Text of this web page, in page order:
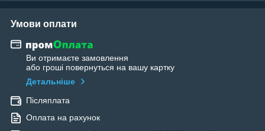
Умови оплати
Ви отримаєте замовлення
або гроші повернуться на вашу картку
Детальніше
Післяплата
Оплата на рахунок